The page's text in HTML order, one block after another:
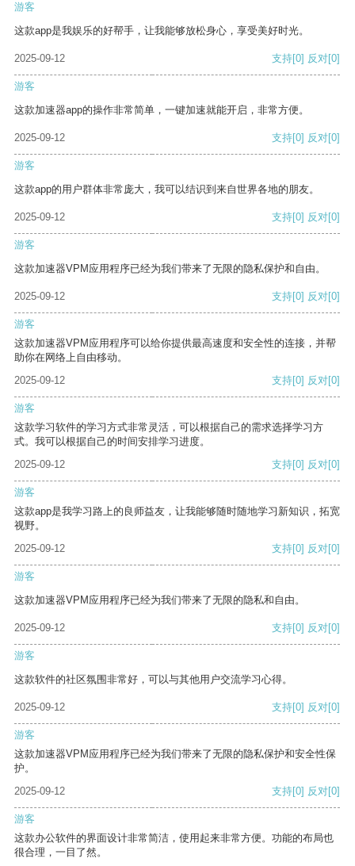
游客
这款app是我娱乐的好帮手，让我能够放松身心，享受美好时光。
2025-09-12 支持[0] 反对[0]
游客
这款加速器app的操作非常简单，一键加速就能开启，非常方便。
2025-09-12 支持[0] 反对[0]
游客
这款app的用户群体非常庞大，我可以结识到来自世界各地的朋友。
2025-09-12 支持[0] 反对[0]
游客
这款加速器VPM应用程序已经为我们带来了无限的隐私保护和自由。
2025-09-12 支持[0] 反对[0]
游客
这款加速器VPM应用程序可以给你提供最高速度和安全性的连接，并帮
助你在网络上自由移动。
2025-09-12
支持[0] 反对[0]
游客
这款学习软件的学习方式非常灵活，可以根据自己的需求选择学习方
式。我可以根据自己的时间安排学习进度。
2025-09-12
支持[0] 反对[0]
游客
这款app是我学习路上的良师益友，让我能够随时随地学习新知识，拓宽
视野。
2025-09-12
支持[0] 反对[0]
游客
这款加速器VPM应用程序已经为我们带来了无限的隐私和自由。
2025-09-12 支持[0] 反对[0]
游客
这款软件的社区氛围非常好，可以与其他用户交流学习心得。
2025-09-12 支持[0] 反对[0]
游客
这款加速器VPM应用程序已经为我们带来了无限的隐私保护和安全性保
护。
2025-09-12
支持[0] 反对[0]
游客
这款办公软件的界面设计非常简洁，使用起来非常方便。功能的布局也
很合理，一目了然。